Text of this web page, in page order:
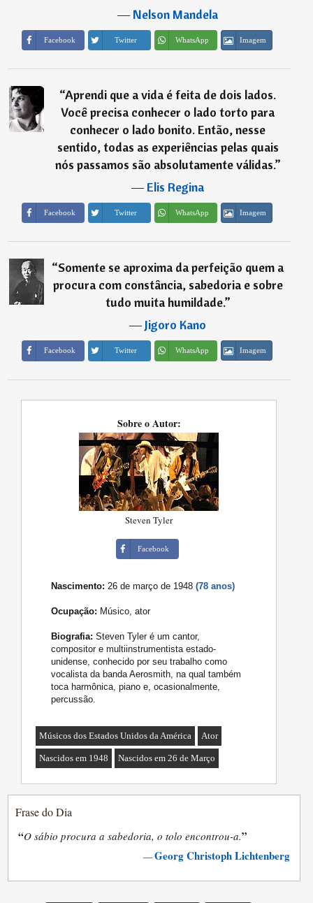
―Nelson Mandela
Facebook Twitter WhatsApp Imagem
“Aprendi que a vida é feita de dois lados.
Você precisa conhecer o lado torto para
conhecer o lado bonito. Então, nesse
sentido, todas as experiências pelas quais
nós passamos são absolutamente válidas.”
―Elis Regina
Facebook Twitter WhatsApp Imagem
“Somente se aproxima da perfeição quem a
procura com constância, sabedoria e sobre
tudo muita humildade.”
―Jigoro Kano
Facebook Twitter WhatsApp Imagem
Sobre o Autor:
Steven Tyler
Facebook
Nascimento: 26 de março de 1948(78 anos)
Ocupação: Músico, ator
Biografia: Steven Tyler é um cantor,
compositor e multiinstrumentista estado-
unidense, conhecido por seu trabalho como
vocalista da banda Aerosmith, na qual também
toca harmônica, piano e, ocasionalmente,
percussão.
Músicos dos Estados Unidos da América Ator
Nascidos em 1948 Nascidos em 26 de Março
Frase do Dia
“O sábio procura a sabedoria, o tolo encontrou-a.”
—Georg Christoph Lichtenberg